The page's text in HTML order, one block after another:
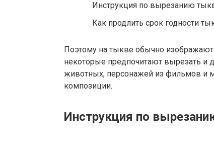
Инструкция по вырезанию
Как продлить срок годности
Поэтому на тыкве обычно
некоторые предпочитают вырезать и
животных, персонажей из фильмов и
композиции.
Инструкция по